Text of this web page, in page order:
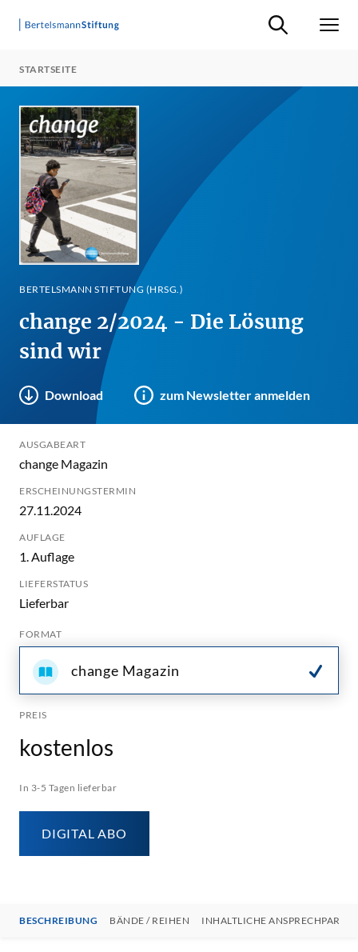
Suche ein-/
STARTSEITE
BERTELSMANN STIFTUNG (HRSG.)
change 2/2024 - Die Lösung
sind wir
Download zum Newsletter anmelden
AUSGABEART
change Magazin
ERSCHEINUNGSTERMIN
27.11.2024
AUFLAGE
1. Auflage
LIEFERSTATUS
Lieferbar
FORMAT
change Magazin
PREIS
kostenlos
In 3-5 Tagen lieferbar
DIGITAL ABO
BESCHREIBUNG BÄNDE / REIHEN INHALTLICHE